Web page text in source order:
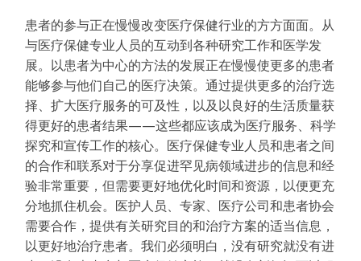
患者的参与正在慢慢改变医疗保健行业的方方面面。从
与医疗保健专业人员的互动到各种研究工作和医学发
展。以患者为中心的方法的发展正在慢慢使更多的患者
能够参与他们自己的医疗决策。通过提供更多的治疗选
择、扩大医疗服务的可及性，以及以良好的生活质量获
得更好的患者结果——这些都应该成为医疗服务、科学
探究和宣传工作的核心。医疗保健专业人员和患者之间
的合作和联系对于分享促进罕见病领域进步的信息和经
验非常重要，但需要更好地优化时间和资源，以便更充
分地抓住机会。医护人员、专家、医疗公司和患者协会
需要合作，提供有关研究目的和治疗方案的适当信息，
以更好地治疗患者。我们必须明白，没有研究就没有进